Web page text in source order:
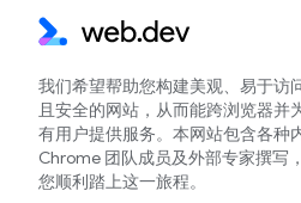
我们希望帮助您构建美观、易于访
且安全的网站，从而能跨浏览器并
有用户提供服务。本网站包含各种
Chrome 团队成员及外部专家撰写
您顺利踏上这一旅程。